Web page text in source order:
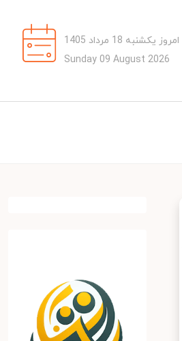
امروز یکشنبه 18 مرداد 1405
Sunday 09 August 2026